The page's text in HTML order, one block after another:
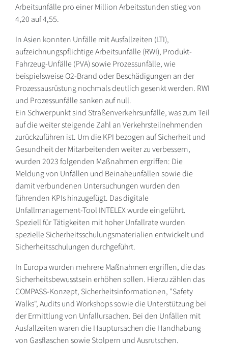
Arbeitsunfälle pro einer Million Arbeitsstunden stieg von
4,20 auf 4,55.
In Asien konnten Unfälle mit Ausfallzeiten (LTI),
aufzeichnungspflichtige Arbeitsunfälle (RWI), Produkt-
Fahrzeug-Unfälle (PVA) sowie Prozessunfälle, wie
beispielsweise O2-Brand oder Beschädigungen an der
Prozessausrüstung nochmals deutlich gesenkt werden. RWI
und Prozessunfälle sanken auf null.
Ein Schwerpunkt sind Straßenverkehrsunfälle, was zum Teil
auf die weiter steigende Zahl an Verkehrsteilnehmenden
zurückzuführen ist. Um die KPI bezogen auf Sicherheit und
Gesundheit der Mitarbeitenden weiter zu verbessern,
wurden 2023 folgenden Maßnahmen ergriffen: Die
Meldung von Unfällen und Beinaheunfällen sowie die
damit verbundenen Untersuchungen wurden den
führenden KPIs hinzugefügt. Das digitale
Unfallmanagement-Tool INTELEX wurde eingeführt.
Speziell für Tätigkeiten mit hoher Unfallrate wurden
spezielle Sicherheitsschulungsmaterialien entwickelt und
Sicherheitsschulungen durchgeführt.
In Europa wurden mehrere Maßnahmen ergriffen, die das
Sicherheitsbewusstsein erhöhen sollen. Hierzu zählen das
COMPASS-Konzept, Sicherheitsinformationen, "Safety
Walks", Audits und Workshops sowie die Unterstützung bei
der Ermittlung von Unfallursachen. Bei den Unfällen mit
Ausfallzeiten waren die Hauptursachen die Handhabung
von Gasflaschen sowie Stolpern und Ausrutschen.